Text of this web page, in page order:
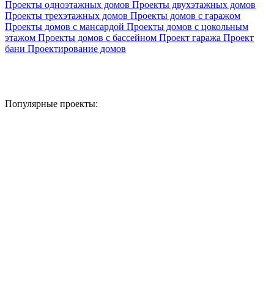
Проекты одноэтажных домов Проекты двухэтажных домов
Проекты трехэтажных домов Проекты домов с гаражом
Проекты домов с мансардой Проекты домов с цокольным
этажом Проекты домов с бассейном Проект гаража Проект
бани Проектирование домов
Популярные проекты: